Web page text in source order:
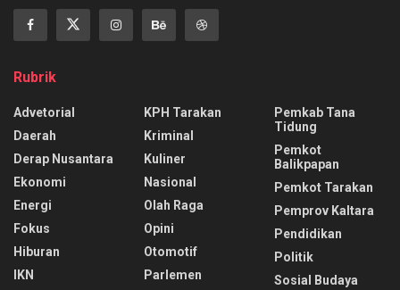
Rubrik
Advetorial
Daerah
Derap Nusantara
Ekonomi
Energi
Fokus
Hiburan
IKN
KPH Tarakan
Kriminal
Kuliner
Nasional
Olah Raga
Opini
Otomotif
Parlemen
Pemkab Tana
Tidung
Pemkot
Balikpapan
Pemkot Tarakan
Pemprov Kaltara
Pendidikan
Politik
Sosial Budaya